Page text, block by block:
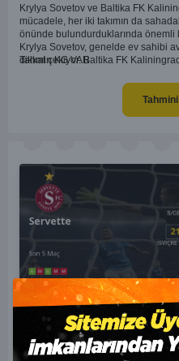
Krylya Sovetov ve Baltika FK
mücadele, her iki takımın da
önünde bulundurduklarında önemli
Krylya Sovetov, genelde ev sahibi
dikkat çekiyor. Baltika FK
ve seyirci desteğini arkasına alarak
seyrini değiştirebilecek bir faktör
Baltika'nın savunma direncini
Tahmin KG VAR
Servette